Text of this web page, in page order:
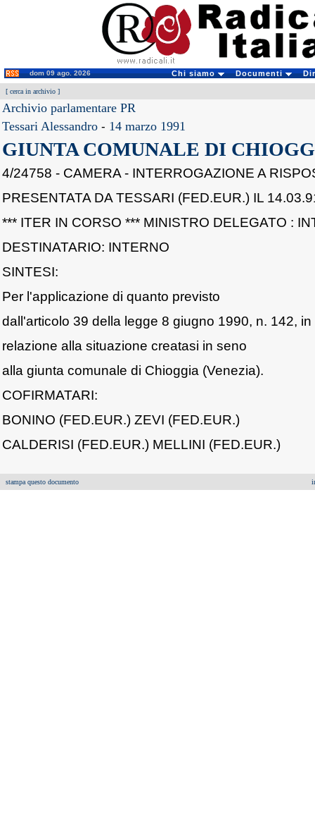
dom 09 ago. 2026 Chi siamo Documenti
[ cerca in archivio ]
Archivio parlamentare PR
Tessari Alessandro - 14 marzo 1991
GIUNTA COMUNALE DI
4/24758 - CAMERA - INTERROGAZIONE A
PRESENTATA DA TESSARI (FED.EUR.) IL
*** ITER IN CORSO *** MINISTRO DELEGATO :
DESTINATARIO: INTERNO
SINTESI:
Per l'applicazione di quanto previsto
dall'articolo 39 della legge 8 giugno 1990, n. 142, in
relazione alla situazione creatasi in seno
alla giunta comunale di Chioggia (Venezia).
COFIRMATARI:
BONINO (FED.EUR.) ZEVI (FED.EUR.)
CALDERISI (FED.EUR.) MELLINI (FED.EUR.)
stampa questo documento